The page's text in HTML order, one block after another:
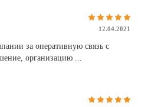
12.04.2021
за оперативную связь с
организацию ...